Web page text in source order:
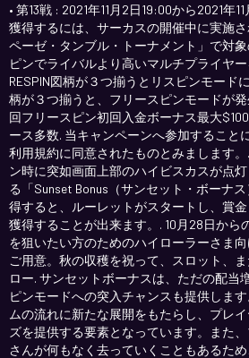
• 第13戦 : 2021年11月2日19:00から2021年
獲得するには、サーカスの開催中に実施
ペーゼ・タンブル・トーナメント」で対
ピンでライバルより高いマルチプライヤ
RESPIN図柄が３つ揃うとリスピンモード
柄が３つ揃うと、フリースピンモードが
回フリースピン初回入金ボーナス最大
ース多数. 当キャンペーンへ参加すること
利用規約に同意されたものとみまします
ン時に突如画面上部のハイビスカスが点
る「Sunset Bonus（サンセット・ボーナ
得すると、ルーレットがスタートし、賞
獲得することが出来ます。. 10月28日から
を狙いたい方のためのハイローラーさま
ご用意。秋の収穫を祝って、スロット、
ロー. サンセットボーナスは、ただの配当
ピンモードへの突入チャンスも提供しま
ムの流れに新たな展開をもたらし、プレ
ズを提供する要素となっています。また
さんが何もなく去っていくこともあるた